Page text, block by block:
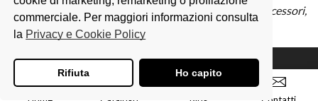
PAISART Artigianato Siciliano - sito di esposizione Accessori,
Ceramiche Paco, Coffe, T-Shirt uomo/donna.
Per maggiori dettagli
Photo by Cristina Corridore Developed by Giovanni Di Mauro
commerciale. Per maggiori informazioni consulta
la Privacy e Cookie Policy
Rifiuta Ho capito